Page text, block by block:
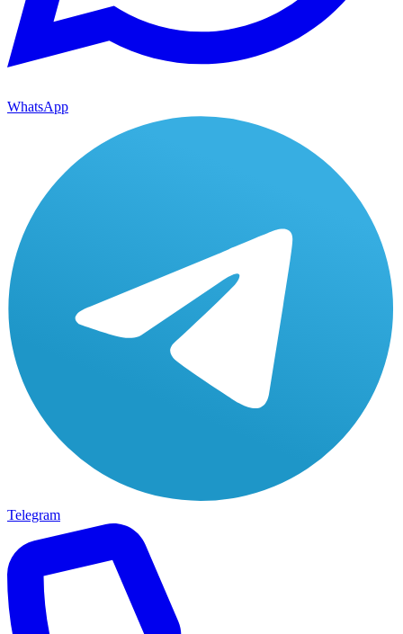
WhatsApp
Telegram